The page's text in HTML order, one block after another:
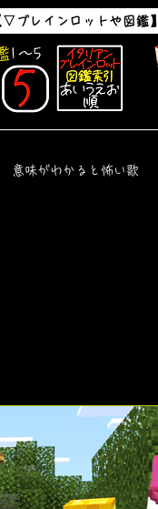
1～5
▽ブレインロットや図鑑】
意味がわかると怖い歌